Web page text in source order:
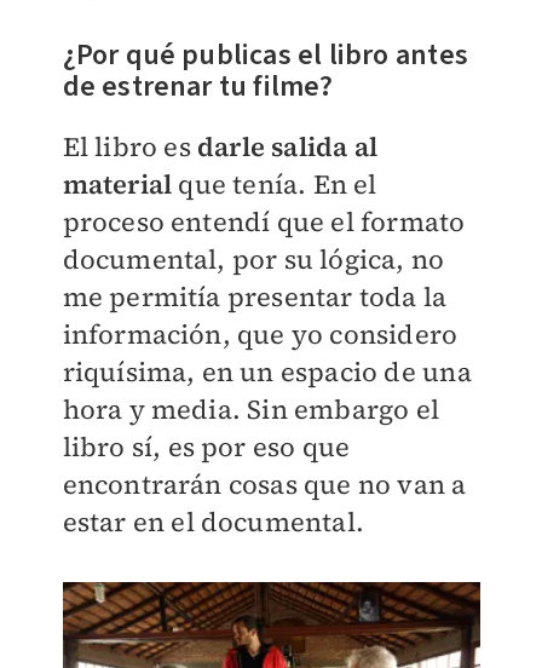
¿Por qué publicas el libro antes
de estrenar tu filme?
El libro es darle salida al
material que tenía. En el
proceso entendí que el formato
documental, por su lógica, no
me permitía presentar toda la
información, que yo considero
riquísima, en un espacio de una
hora y media. Sin embargo el
libro sí, es por eso que
encontrarán cosas que no van a
estar en el documental.